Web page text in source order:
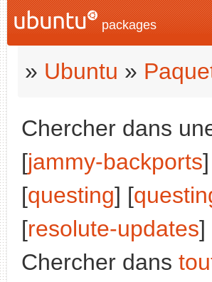
packages
» Ubuntu »
Chercher dans
[jammy-backports
[questing] [
[resolute-updates]
Chercher dans